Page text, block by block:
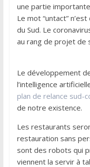
une partie
Le mot “untact”
du Sud. Le
au rang de projet de
Le développement
l’intelligence
plan de relance sud-
de notre existence.
Les restaurants
restauration sans
sont des robots qui
viennent la servir à